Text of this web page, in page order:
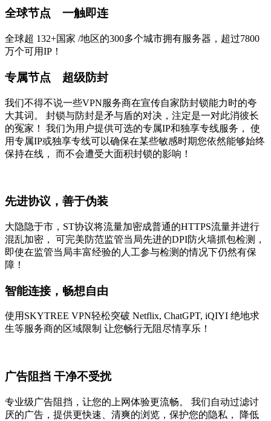
全球节点 一触即连
全球超 132+国家 /地区的300多个城市拥有服务器，超过7800
万个可用IP！
专属节点 超级防封
我们不得不说一些VPN服务商在宣传自家防封锁能力时的夸
大其词。 封锁与防封是矛与盾的对决，注定是一对此消彼长
的冤家！ 我们为用户提供可选的专属IP和独享专线服务， 使
用专属IP或独享专线可以确保在某些敏感时期您依然能够始终
保持在线， 而不会遭受大面积封锁的影响！
先进协议，善于伪装
大隐隐于市，ST协议将流量加密成普通的HTTPS流量并进行
混乱加密， 可完美防范监管当局先进的DPI防火墙抓包检测，
即使在监管当局丰富经验的人工参与检测的情况下仍然有保
障！
智能连接，畅想自由
使用SKYTREE VPN轻松突破 Netflix, ChatGPT, iQIYI 绝地求
生等服务商的区域限制 让您畅行无阻尽情享乐！
广告阻挡 干净不受扰
专业级广告阻挡，让您的上网体验更流畅。 我们自动过滤讨
厌的广告，提供更快速、清爽的浏览，保护您的隐私， 降低